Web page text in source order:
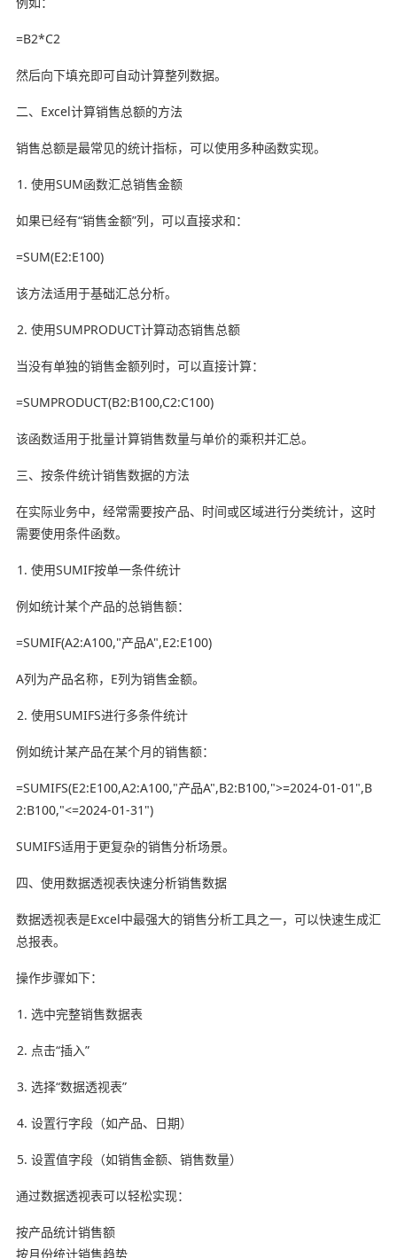
=B2*C2
然后向下填充即可自动计算整列数据。
二、Excel计算销售总额的方法
销售总额是最常见的统计指标，可以使用多种函数实现。
使用SUM函数汇总销售金额
如果已经有“销售金额”列，可以直接求和：
=SUM(E2:E100)
该方法适用于基础汇总分析。
使用SUMPRODUCT计算动态销售总额
当没有单独的销售金额列时，可以直接计算：
=SUMPRODUCT(B2:B100,C2:C100)
该函数适用于批量计算销售数量与单价的乘积并汇总。
三、按条件统计销售数据的方法
在实际业务中，经常需要按产品、时间或区域进行分类统计，这时
需要使用条件函数。
使用SUMIF按单一条件统计
例如统计某个产品的总销售额：
=SUMIF(A2:A100,"产品A",E2:E100)
A列为产品名称，E列为销售金额。
使用SUMIFS进行多条件统计
例如统计某产品在某个月的销售额：
=SUMIFS(E2:E100,A2:A100,"产品A",B2:B100,">=2024-01-01",B
2:B100,"<=2024-01-31")
SUMIFS适用于更复杂的销售分析场景。
四、使用数据透视表快速分析销售数据
数据透视表是Excel中最强大的销售分析工具之一，可以快速生成汇
总报表。
操作步骤如下：
选中完整销售数据表
点击“插入”
选择“数据透视表”
设置行字段（如产品、日期）
设置值字段（如销售金额、销售数量）
通过数据透视表可以轻松实现：
按产品统计销售额
按月份统计销售趋势